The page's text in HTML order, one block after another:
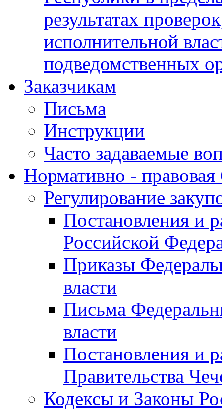
результатах
исполнительной
подведомственных
Заказчикам
Письма
Инструкции
Часто задаваемые
Нормативно - правовая
Регулирование
Постановления и
Российской
Приказы
власти
Письма
власти
Постановления и
Правительства
Кодексы и Законы